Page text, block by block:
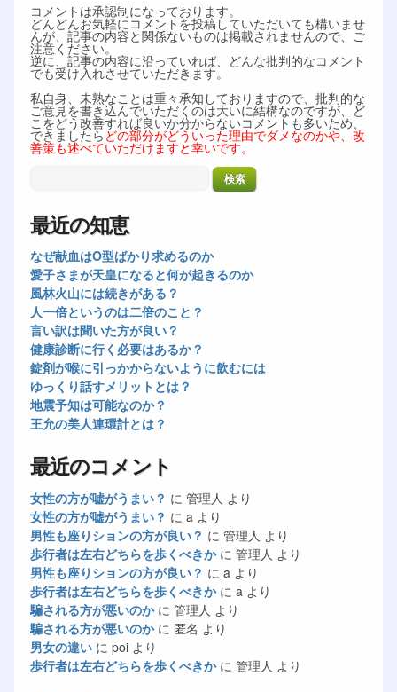
コメントは承認制になっております。
どんどんお気軽にコメントを投稿していただいても構いませ
んが、記事の内容と関係ないものは掲載されませんので、ご
注意ください。
逆に、記事の内容に沿っていれば、どんな批判的なコメント
でも受け入れさせていただきます。
私自身、未熟なことは重々承知しておりますので、批判的な
ご意見を書き込んでいただくのは大いに結構なのですが、ど
こをどう改善すれば良いか分からないコメントも多いため、
できましたら どの部分がどういった理由でダメなのかや、改
善策も述べていただけますと幸いです。
最近の知恵
なぜ献血はO型ばかり求めるのか
愛子さまが天皇になると何が起きるのか
風林火山には続きがある？
人一倍というのは二倍のこと？
言い訳は聞いた方が良い？
健康診断に行く必要はあるか？
錠剤が喉に引っかからないように飲むには
ゆっくり話すメリットとは？
地震予知は可能なのか？
王允の美人連環計とは？
最近のコメント
女性の方が嘘がうまい？ に 管理人 より
女性の方が嘘がうまい？ に a より
男性も座りションの方が良い？ に 管理人 より
歩行者は左右どちらを歩くべきかに 管理人 より
男性も座りションの方が良い？ に a より
歩行者は左右どちらを歩くべきかに a より
騙される方が悪いのかに 管理人 より
騙される方が悪いのかに 匿名 より
男女の違いに poiより
歩行者は左右どちらを歩くべきかに 管理人 より